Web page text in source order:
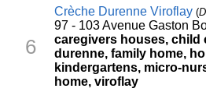
6
Crèche Durenne Viroflay(
97 - 103 Avenue Gaston
caregivers houses, child
durenne, family home,
kindergartens, micro-
home, viroflay